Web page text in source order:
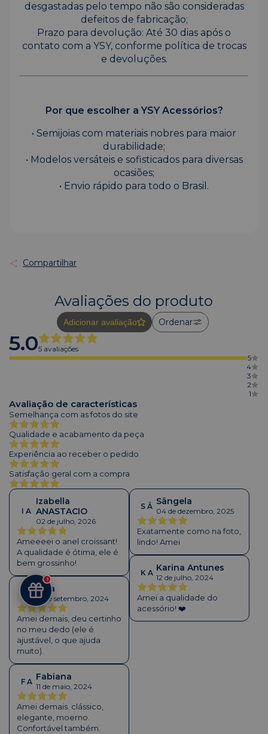
desgastadas pelo tempo não são consideradas
defeitos de fabricação;
Prazo para devolução: Até 30 dias após o
contato com a YSY, conforme política de trocas
e devoluções.
Por que escolher a YSY Acessórios?
• Semijoias com materiais nobres para maior
durabilidade;
• Modelos versáteis e sofisticados para diversas
ocasiões;
• Envio rápido para todo o Brasil.
Compartilhar
Avaliações do produto
Adicionar avaliação Ordenar
5.05 avaliações
5
4
3
2
1
Avaliação de características
Semelhança com as fotos do site
Qualidade e acabamento da peça
Experiência ao receber o pedido
Satisfação geral com a compra
I A
Izabella
ANASTACIO
02 de julho, 2026
Ameeeei o anel croissant!
A qualidade é ótima, ele é
bem grossinho!
S A Sara
19 de setembro, 2024
Amei demais, deu certinho
no meu dedo (ele é
ajustável, o que ajuda
muito).
F A Fabiana
11 de maio, 2024
Amei demais. clássico,
elegante, moerno.
Confortável também.
S Â Sângela
04 de dezembro, 2025
Exatamente como na foto,
lindo! Amei
K A Karina Antunes
12 de julho, 2024
Amei a qualidade do
acessório! ❤️
3